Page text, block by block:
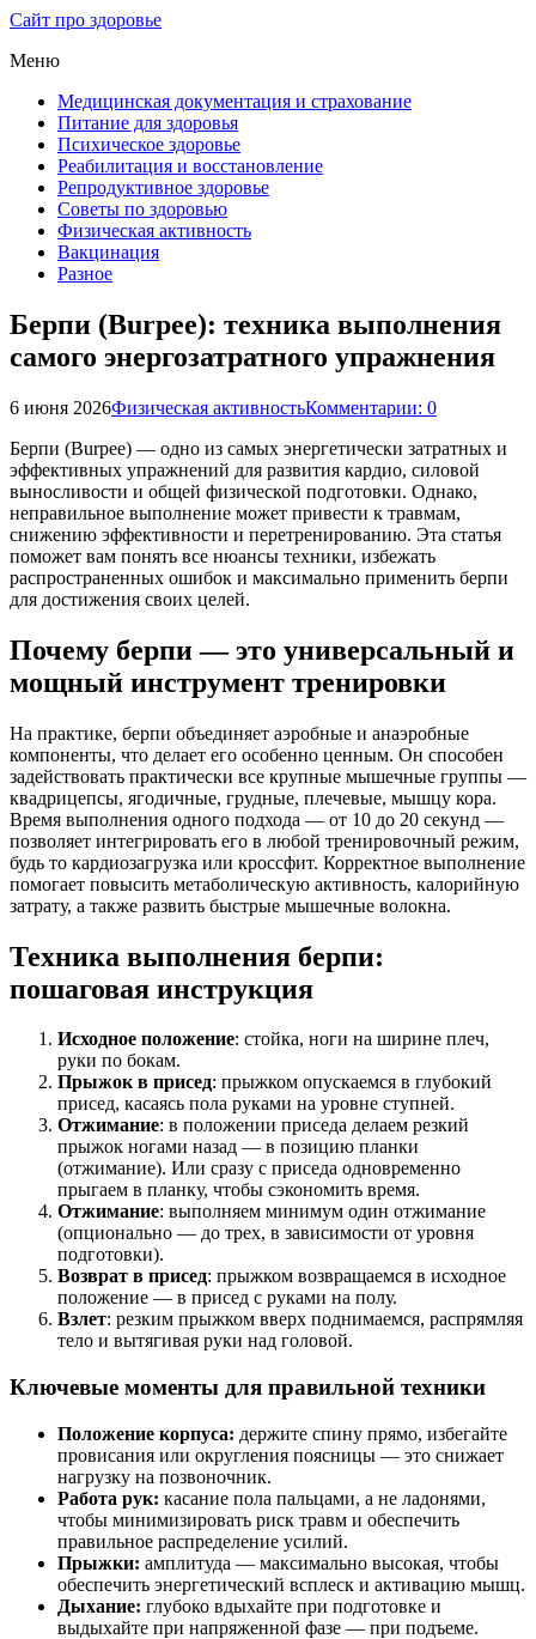
Сайт про здоровье
Меню
Медицинская документация и страхование
Питание для здоровья
Психическое здоровье
Реабилитация и восстановление
Репродуктивное здоровье
Советы по здоровью
Физическая активность
Вакцинация
Разное
Берпи (Burpee): техника выполнения
самого энергозатратного упражнения
6 июня 2026Физическая активностьКомментарии: 0
Берпи (Burpee) — одно из самых энергетически затратных и
эффективных упражнений для развития кардио, силовой
выносливости и общей физической подготовки. Однако,
неправильное выполнение может привести к травмам,
снижению эффективности и перетренированию. Эта статья
поможет вам понять все нюансы техники, избежать
распространенных ошибок и максимально применить берпи
для достижения своих целей.
Почему берпи — это универсальный и
мощный инструмент тренировки
На практике, берпи объединяет аэробные и анаэробные
компоненты, что делает его особенно ценным. Он способен
задействовать практически все крупные мышечные группы —
квадрицепсы, ягодичные, грудные, плечевые, мышцу кора.
Время выполнения одного подхода — от 10 до 20 секунд —
позволяет интегрировать его в любой тренировочный режим,
будь то кардиозагрузка или кроссфит. Корректное выполнение
помогает повысить метаболическую активность, калорийную
затрату, а также развить быстрые мышечные волокна.
Техника выполнения берпи:
пошаговая инструкция
Исходное положение: стойка, ноги на ширине плеч,
руки по бокам.
Прыжок в присед: прыжком опускаемся в глубокий
присед, касаясь пола руками на уровне ступней.
Отжимание: в положении приседа делаем резкий
прыжок ногами назад — в позицию планки
(отжимание). Или сразу с приседа одновременно
прыгаем в планку, чтобы сэкономить время.
Отжимание: выполняем минимум один отжимание
(опционально — до трех, в зависимости от уровня
подготовки).
Возврат в присед: прыжком возвращаемся в исходное
положение — в присед с руками на полу.
Взлет: резким прыжком вверх поднимаемся, распрямляя
тело и вытягивая руки над головой.
Ключевые моменты для правильной техники
Положение корпуса: держите спину прямо, избегайте
провисания или округления поясницы — это снижает
нагрузку на позвоночник.
Работа рук: касание пола пальцами, а не ладонями,
чтобы минимизировать риск травм и обеспечить
правильное распределение усилий.
Прыжки: амплитуда — максимально высокая, чтобы
обеспечить энергетический всплеск и активацию мышц.
Дыхание: глубоко вдыхайте при подготовке и
выдыхайте при напряженной фазе — при подъеме.